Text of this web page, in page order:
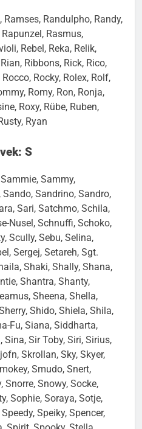
Ramses, Randulpho, Randy,
Rasmus,
Rebel, Reka, Relik,
Ribbons, Rick, Rico,
Rocky, Rolex, Rolf,
Romy, Ron, Ronja,
Roxy, Rübe, Ruben,
Ryan
S
Sammy,
Sandrino, Sandro,
Sari, Satchmo, Schila,
Nusel, Schnuffi, Schoko,
Scully, Sebu, Selina,
Sergej, Setareh, Sgt.
Shaki, Shally, Shana,
Shantra, Shanty,
Sheena, Shella,
Shido, Shiela, Shila,
Fu, Siana, Siddharta,
Sir Toby, Siri, Sirius,
Skrollan, Sky, Skyer,
Smudo, Snert,
Snorre, Snowy, Socke,
Sophie, Soraya, Sotje,
Speiky, Spencer,